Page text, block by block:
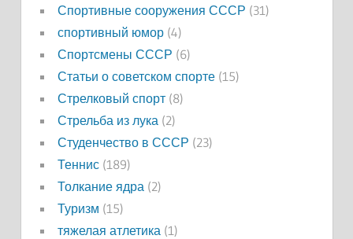
Спортивные сооружения СССР (31)
спортивный юмор(4)
Спортсмены СССР (6)
Статьи о советском спорте(15)
Стрелковый спорт(8)
Стрельба из лука (2)
Студенчество в СССР (23)
Теннис(189)
Толкание ядра (2)
Туризм (15)
тяжелая атлетика (1)